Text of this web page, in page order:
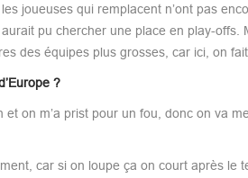
joueuses qui remplacent n’ont pas
pu chercher une place en play-offs.
des équipes plus grosses, car ici, on
?
on m’a prist pour un fou, donc on va
car si on loupe ça on court après le